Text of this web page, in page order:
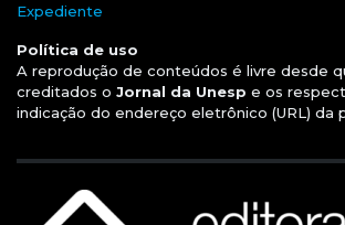
Expediente
Política de uso
A reprodução de conteúdos é livre desde
creditados o Jornal da Unesp e os
indicação do endereço eletrônico (URL) da